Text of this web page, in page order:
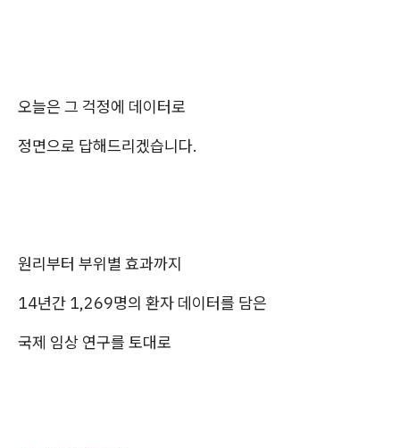
오늘은 그 걱정에 데이터로
정면으로 답해드리겠습니다.
원리부터 부위별 효과까지
14년간 1,269명의 환자 데이터를 담은
국제 임상 연구를 토대로